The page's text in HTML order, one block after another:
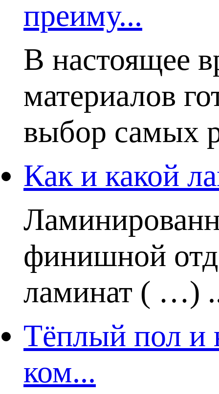
преиму...
В настоящее
материалов
выбор самых
Как и какой
финишной
ламинат ( …)
Тёплый пол и
ком...